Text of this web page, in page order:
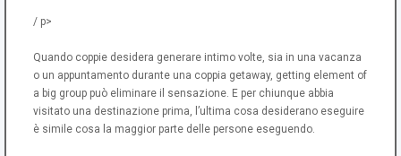
/ p>
Quando coppie desidera generare intimo volte, sia in una vacanza
o un appuntamento durante una coppia getaway, getting element of
a big group può eliminare il sensazione. E per chiunque abbia
visitato una destinazione prima, l’ultima cosa desiderano eseguire
è simile cosa la maggior parte delle persone eseguendo.